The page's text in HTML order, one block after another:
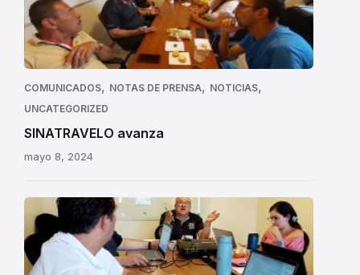
COMUNICADOS, NOTAS DE PRENSA, NOTICIAS,
UNCATEGORIZED
SINATRAVELO avanza
mayo 8, 2024